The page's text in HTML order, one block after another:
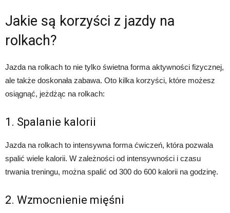
Jakie są korzyści z jazdy na
rolkach?
Jazda na rolkach to nie tylko świetna forma aktywności fizycznej,
ale także doskonała zabawa. Oto kilka korzyści, które możesz
osiągnąć, jeżdżąc na rolkach:
1. Spalanie kalorii
Jazda na rolkach to intensywna forma ćwiczeń, która pozwala
spalić wiele kalorii. W zależności od intensywności i czasu
trwania treningu, można spalić od 300 do 600 kalorii na godzinę.
2. Wzmocnienie mięśni